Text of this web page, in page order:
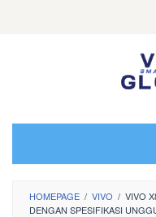
HOMEPAGE / VIVO / VIVO
DENGAN SPESIFIKASI